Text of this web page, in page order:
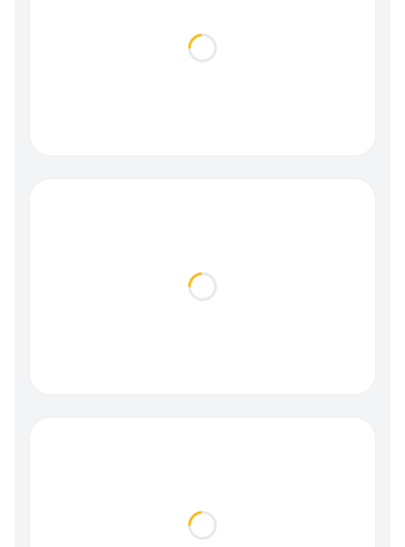
Loading...
Loading...
Loading...